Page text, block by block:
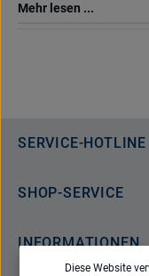
Mehr lesen ...
SERVICE-HOTLINE
SHOP-SERVICE
INFORMATIONEN
Diese Website